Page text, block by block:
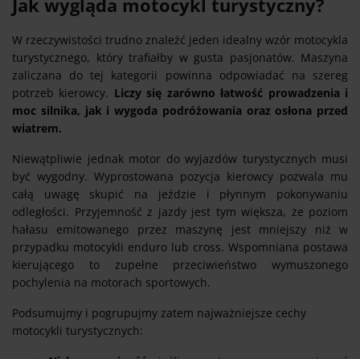
Jak wygląda motocykl turystyczny?
W rzeczywistości trudno znaleźć jeden idealny wzór motocykla
turystycznego, który trafiałby w gusta pasjonatów. Maszyna
zaliczana do tej kategorii powinna odpowiadać na szereg
potrzeb kierowcy. Liczy się zarówno łatwość prowadzenia i
moc silnika, jak i wygoda podróżowania oraz osłona przed
wiatrem.
Niewątpliwie jednak motor do wyjazdów turystycznych musi
być wygodny. Wyprostowana pozycja kierowcy pozwala mu
całą uwagę skupić na jeździe i płynnym pokonywaniu
odległości. Przyjemność z jazdy jest tym większa, że poziom
hałasu emitowanego przez maszynę jest mniejszy niż w
przypadku motocykli enduro lub cross. Wspomniana postawa
kierującego to zupełne przeciwieństwo wymuszonego
pochylenia na motorach sportowych.
Podsumujmy i pogrupujmy zatem najważniejsze cechy
motocykli turystycznych: